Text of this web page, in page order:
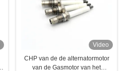
Video
CHP van de de alternatormotor
van de Gasmotor van het